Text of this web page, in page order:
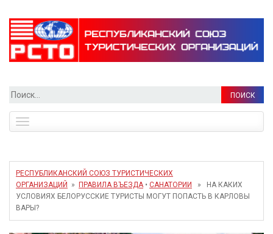
Найти:
navigation
РЕСПУБЛИКАНСКИЙ СОЮЗ ТУРИСТИЧЕСКИХ
ОРГАНИЗАЦИЙ
» ПРАВИЛА ВЪЕЗДА• САНАТОРИИ
» НА КАКИХ
УСЛОВИЯХ БЕЛОРУССКИЕ ТУРИСТЫ МОГУТ ПОПАСТЬ В КАРЛОВЫ
ВАРЫ?